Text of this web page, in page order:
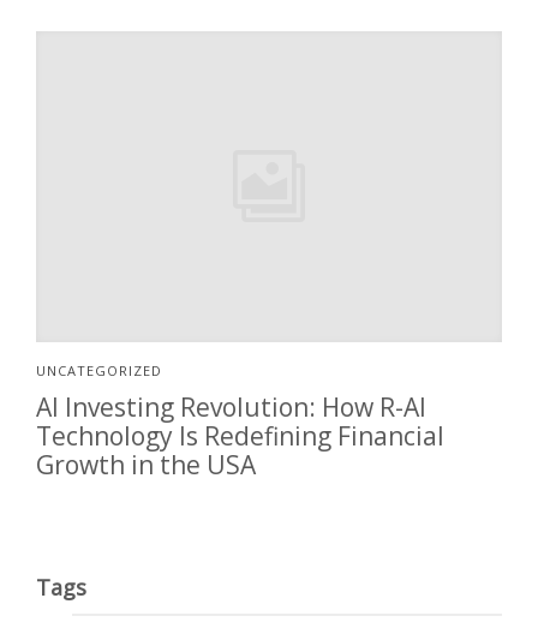
UNCATEGORIZED
AI Investing Revolution: How R-AI
Technology Is Redefining Financial
Growth in the USA
Tags